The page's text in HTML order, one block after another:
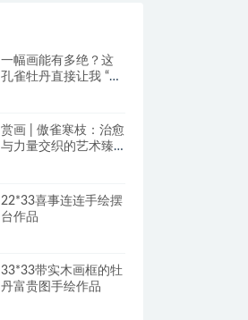
一幅画能有多绝？这
孔雀牡丹直接让我 “哇
赏画 | 傲雀寒枝：治愈
与力量交织的艺术臻
22*33喜事连连手绘摆
台作品
33*33带实木画框的牡
丹富贵图手绘作品